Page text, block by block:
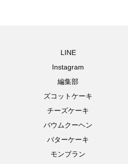
LINE
Instagram
編集部
ズコットケーキ
チーズケーキ
バウムクーヘン
バターケーキ
モンブラン